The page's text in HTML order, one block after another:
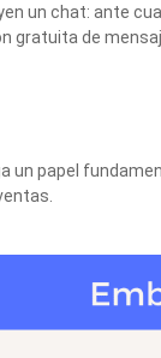
un chat: ante
gratuita de
un papel